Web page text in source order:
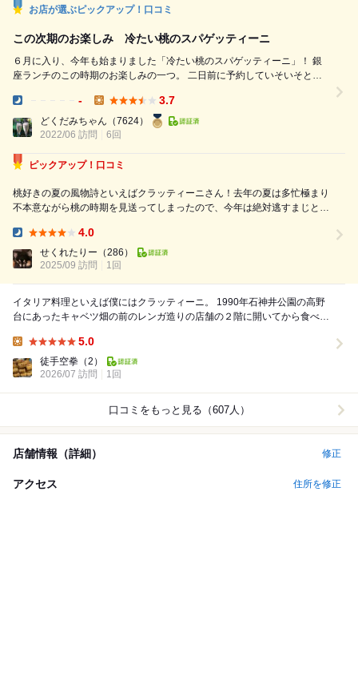
お店が選ぶピックアップ！口コミ
この次期のお楽しみ 冷たい桃のスパゲッティーニ
６月に入り、今年も始まりました「冷たい桃のスパゲッティーニ」！ 銀
座ランチのこの時期のお楽しみの一つ。 二日前に予約していそいそと。
いただいたもの ・野菜のズペッタ 人参と新玉ねぎとジャガイモの一口
スープ ・地味野菜のインサラータ ・桃のスパゲッティーニ ・苺のパンナ
コッタ ・ダージリン ...
- 3.7
どくだみちゃん （7624）
2022/06 訪問
6回
ピックアップ！口コミ
桃好きの夏の風物詩といえばクラッティーニさん！去年の夏は多忙極まり
不本意ながら桃の時期を見送ってしまったので、今年は絶対逃すまじと鼻
の人気ゆえ、予約もすぐに埋まってしまう。予定をすり合わせてようやく
伺うことが出来たのは9月第1週...
4.0
せくれたりー （286）
2025/09 訪問
1回
イタリア料理といえば僕にはクラッティーニ。 1990年石神井公園の高野
台にあったキャベツ畑の前のレンガ造りの店舗の２階に開いてから食べた
5.0
徒手空拳 （2）
2026/07 訪問
1回
口コミをもっと見る（607人）
店舗情報（詳細） 修正
アクセス 住所を修正